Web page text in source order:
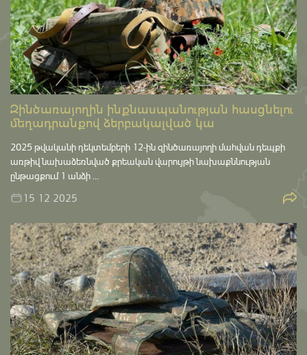
Զինծառայողին ինքնասպանության հասցնելու
մեղադրանքով ձերբակալված կա
2025 թվականի դեկտեմբերի 12-ին զինծառայողի մահվան դեպքի
առթիվ նախաձեռնված քրեական վարույթի նախաքննության
ընթացքում 1 անձի …
15 12 2025